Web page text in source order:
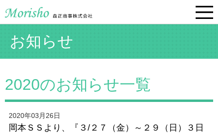
お知らせ
2020のお知らせ一覧
2020年03月26日
岡本ＳＳより、『３/２７（金）～２９（日）３日